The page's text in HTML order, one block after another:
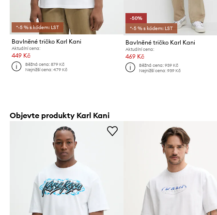
*-5 % s kódem: LST
Bavlněné tričko Karl Kani
Aktuální cena:
449 Kč
Běžná cena:879 Kč
Nejnižší cena:479 Kč
-50%
*-5 % s kódem: LST
Bavlněné tričko Karl Kani
Aktuální cena:
469 Kč
Běžná cena: 939 Kč
Nejnižší cena: 939 Kč
Objevte produkty Karl Kani